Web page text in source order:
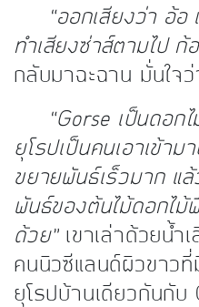
“ออกเสียงว่า อ้อ
ทำเสียงซ่าส์ตามไป ก้
กลับมาฉะฉาน มั่นใจ
“Gorse เป็นดอกไ
ยุโรปเป็นคนเอาเข้า
ขยายพันธ์เร็วมาก แ
พันธ์ของต้นไม้ดอกไม้
ด้วย” เขาเล่าด้วยน้ำ
คนนิวซีแลนด์ผิวขาว
ยุโรปบ้านเดียวกันกับ